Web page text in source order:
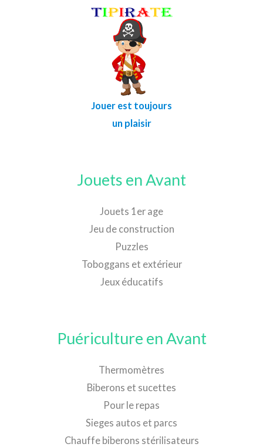
Jouer est toujours
un plaisir
Jouets en Avant
Jouets 1er age
Jeu de construction
Puzzles
Toboggans et extérieur
Jeux éducatifs
Puériculture en Avant
Thermomètres
Biberons et sucettes
Pour le repas
Sieges autos et parcs
Chauffe biberons stérilisateurs